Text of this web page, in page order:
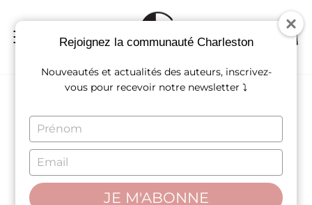
contenu
Rejoignez la communauté Charleston
Nouveautés et actualités des auteurs, inscrivez-
vous pour recevoir notre newsletter ⤵
TYPE
YOUR
NAME
TYPE
YOUR
EMAIL
JE M'ABONNE